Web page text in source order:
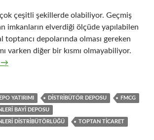
çok çeşitli şekillerde olabiliyor. Geçmiş
imkanların elverdiği ölçüde yapılabilen
toptancı depolarında olması gereken
varken diğer bir kısmı olmayabiliyor.
( FMCG ) toptancılığı yapılan depoda
→
YATIRIMI DISTRIBÜTÖR DEPOSU FMCG
BAYI DEPOSU
DISTRIBÜTÖRLÜĞÜ TOPTAN TICARET